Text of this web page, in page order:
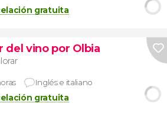
gratuita
del vino por Olbia
Inglés e italiano
gratuita